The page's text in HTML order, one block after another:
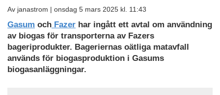
Av janastrom | onsdag 5 mars 2025 kl. 11:43
Gasum och Fazer har ingått ett avtal om användning
av biogas för transporterna av Fazers
bageriprodukter. Bageriernas oätliga matavfall
används för biogasproduktion i Gasums
biogasanläggningar.